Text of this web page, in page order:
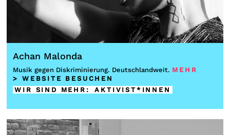
Achan Malonda
Musik gegen Diskriminierung. Deutschlandweit. MEHR
> WEBSITE BESUCHEN
WIR SIND MEHR : AKTIVIST*INNEN